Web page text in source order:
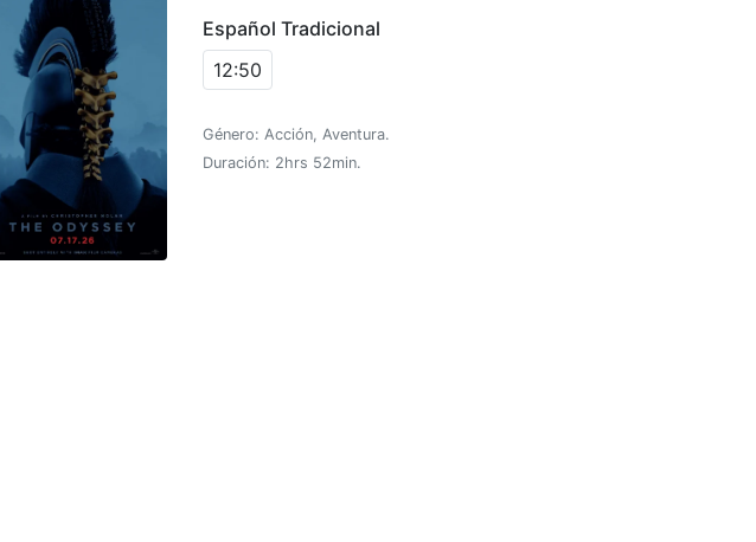
Español Tradicional
12:50
Género: Acción, Aventura.
Duración: 2hrs 52min.